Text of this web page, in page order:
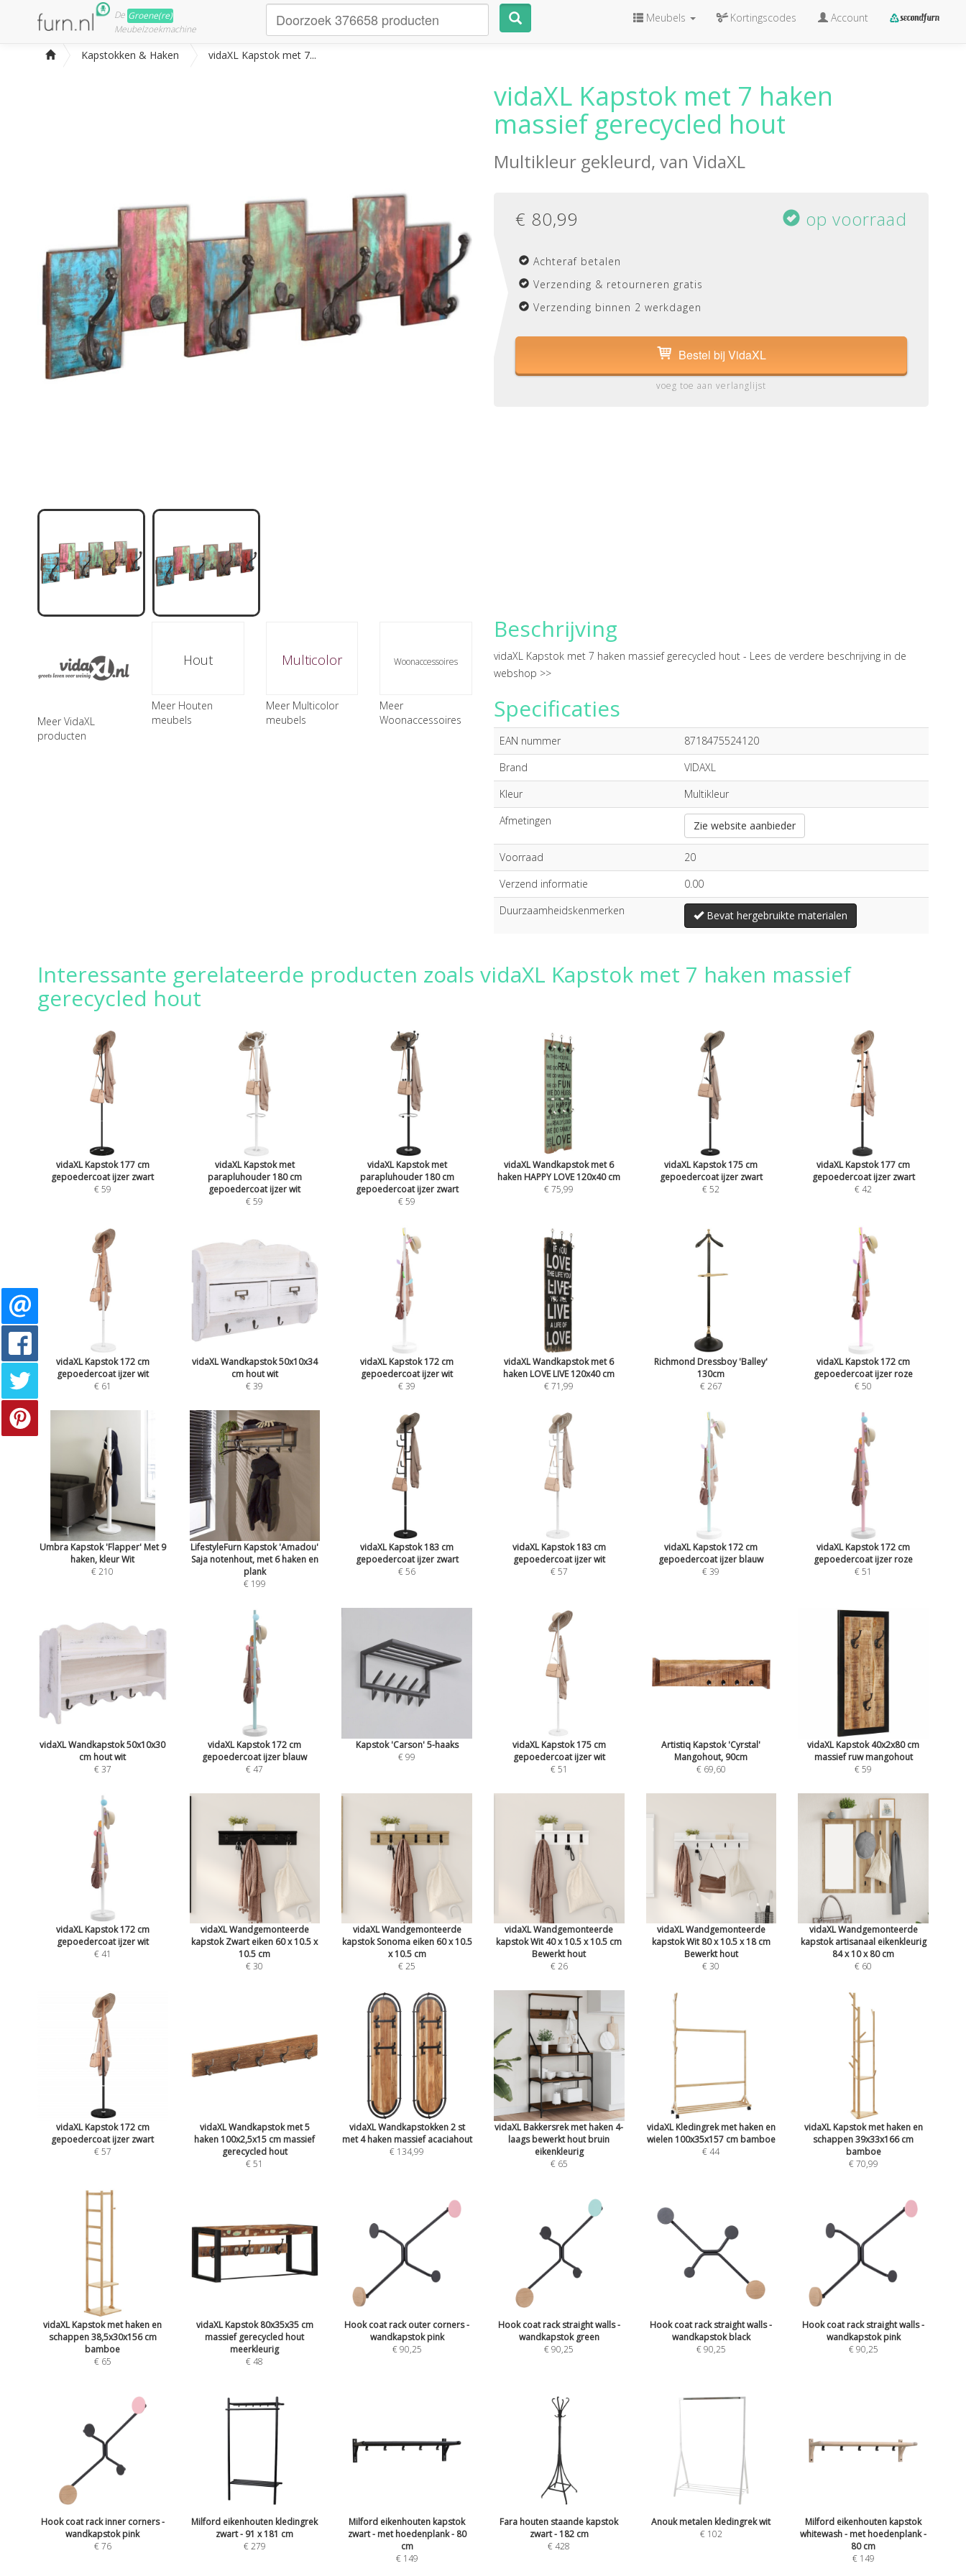
De Groene(re)
Meubelzoekmachine
Meubels Kortingscodes Account
Kapstokken & Haken vidaXL Kapstok met 7...
vidaXL Kapstok met 7 haken
massief gerecycled hout
Multikleur gekleurd, van VidaXL
€ 80,99 op voorraad
Achteraf betalen
Verzending & retourneren gratis
Verzending binnen 2 werkdagen
Bestel bij VidaXL
voeg toe aan verlanglijst
Meer VidaXL
producten
Hout
Meer Houten
meubels
Multicolor
Meer Multicolor
meubels
Woonaccessoires
Meer
Woonaccessoires
Beschrijving
vidaXL Kapstok met 7 haken massief gerecycled hout - Lees de verdere beschrijving in de
webshop >>
Specificaties
EAN nummer
8718475524120
Brand
VIDAXL
Kleur
Multikleur
Afmetingen
Zie website aanbieder
Voorraad
20
Verzend informatie
0.00
Duurzaamheidskenmerken
Bevat hergebruikte materialen
Interessante gerelateerde producten zoals vidaXL Kapstok met 7 haken massief
gerecycled hout
vidaXL Kapstok 177 cm
gepoedercoat ijzer zwart
€ 59
vidaXL Kapstok met
parapluhouder 180 cm
gepoedercoat ijzer wit
€ 59
vidaXL Kapstok met
parapluhouder 180 cm
gepoedercoat ijzer zwart
€ 59
vidaXL Wandkapstok met 6
haken HAPPY LOVE 120x40 cm
€ 75,99
vidaXL Kapstok 175 cm
gepoedercoat ijzer zwart
€ 52
vidaXL Kapstok 177 cm
gepoedercoat ijzer zwart
€ 42
vidaXL Kapstok 172 cm
gepoedercoat ijzer wit
€ 61
vidaXL Wandkapstok 50x10x34
cm hout wit
€ 39
vidaXL Kapstok 172 cm
gepoedercoat ijzer wit
€ 39
vidaXL Wandkapstok met 6
haken LOVE LIVE 120x40 cm
€ 71,99
Richmond Dressboy 'Balley'
130cm
€ 267
vidaXL Kapstok 172 cm
gepoedercoat ijzer roze
€ 50
Umbra Kapstok 'Flapper' Met 9
haken, kleur Wit
€ 210
LifestyleFurn Kapstok 'Amadou'
Saja notenhout, met 6 haken en
plank
€ 199
vidaXL Kapstok 183 cm
gepoedercoat ijzer zwart
€ 56
vidaXL Kapstok 183 cm
gepoedercoat ijzer wit
€ 57
vidaXL Kapstok 172 cm
gepoedercoat ijzer blauw
€ 39
vidaXL Kapstok 172 cm
gepoedercoat ijzer roze
€ 51
vidaXL Wandkapstok 50x10x30
cm hout wit
€ 37
vidaXL Kapstok 172 cm
gepoedercoat ijzer blauw
€ 47
Kapstok 'Carson' 5-haaks
€ 99
vidaXL Kapstok 175 cm
gepoedercoat ijzer wit
€ 51
Artistiq Kapstok 'Cyrstal'
Mangohout, 90cm
€ 69,60
vidaXL Kapstok 40x2x80 cm
massief ruw mangohout
€ 59
vidaXL Kapstok 172 cm
gepoedercoat ijzer wit
€ 41
vidaXL Wandgemonteerde
kapstok Zwart eiken 60 x 10.5 x
10.5 cm
€ 30
vidaXL Wandgemonteerde
kapstok Sonoma eiken 60 x 10.5
x 10.5 cm
€ 25
vidaXL Wandgemonteerde
kapstok Wit 40 x 10.5 x 10.5 cm
Bewerkt hout
€ 26
vidaXL Wandgemonteerde
kapstok Wit 80 x 10.5 x 18 cm
Bewerkt hout
€ 30
vidaXL Wandgemonteerde
kapstok artisanaal eikenkleurig
84 x 10 x 80 cm
€ 60
vidaXL Kapstok 172 cm
gepoedercoat ijzer zwart
€ 57
vidaXL Wandkapstok met 5
haken 100x2,5x15 cm massief
gerecycled hout
€ 51
vidaXL Wandkapstokken 2 st
met 4 haken massief acaciahout
€ 134,99
vidaXL Bakkersrek met haken 4-
laags bewerkt hout bruin
eikenkleurig
€ 65
vidaXL Kledingrek met haken en
wielen 100x35x157 cm bamboe
€ 44
vidaXL Kapstok met haken en
schappen 39x33x166 cm
bamboe
€ 70,99
vidaXL Kapstok met haken en
schappen 38,5x30x156 cm
bamboe
€ 65
vidaXL Kapstok 80x35x35 cm
massief gerecycled hout
meerkleurig
€ 48
Hook coat rack outer corners -
wandkapstok pink
€ 90,25
Hook coat rack straight walls -
wandkapstok green
€ 90,25
Hook coat rack straight walls -
wandkapstok black
€ 90,25
Hook coat rack straight walls -
wandkapstok pink
€ 90,25
Hook coat rack inner corners -
wandkapstok pink
€ 76
Milford eikenhouten kledingrek
zwart - 91 x 181 cm
€ 279
Milford eikenhouten kapstok
zwart - met hoedenplank - 80
cm
€ 149
Fara houten staande kapstok
zwart - 182 cm
€ 428
Anouk metalen kledingrek wit
€ 102
Milford eikenhouten kapstok
whitewash - met hoedenplank -
80 cm
€ 149